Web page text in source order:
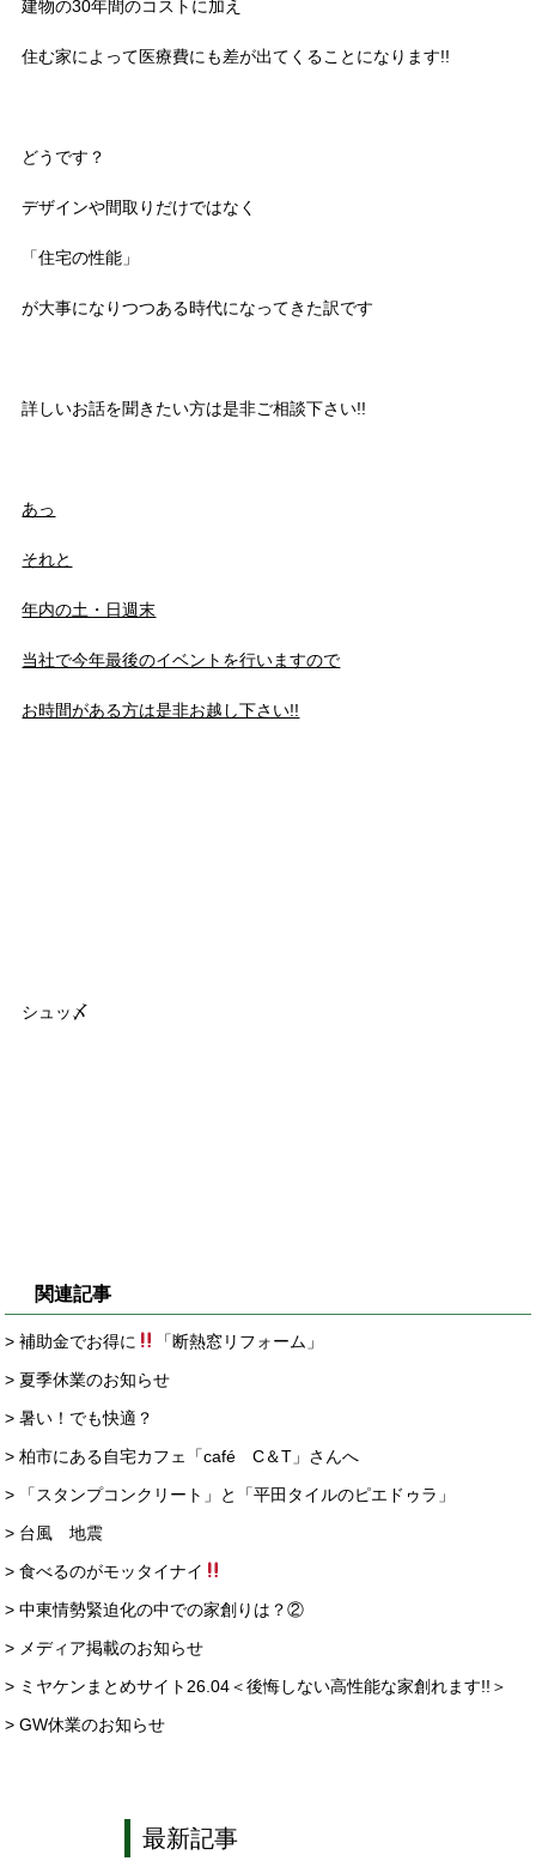
建物の30年間のコストに加え
住む家によって医療費にも差が出てくることになります!!
どうです？
デザインや間取りだけではなく
「住宅の性能」
が大事になりつつある時代になってきた訳です
詳しいお話を聞きたい方は是非ご相談下さい!!
あっ
それと
年内の土・日週末
当社で今年最後のイベントを行いますので
お時間がある方は是非お越し下さい!!
シュッ〆
関連記事
> 補助金でお得に
「断熱窓リフォーム」
> 夏季休業のお知らせ
> 暑い！でも快適？
> 柏市にある自宅カフェ「café C＆T」さんへ
> 「スタンプコンクリート」と「平田タイルのピエドゥラ」
> 台風 地震
> 食べるのがモッタイナイ
> 中東情勢緊迫化の中での家創りは？②
> メディア掲載のお知らせ
> ミヤケンまとめサイト26.04＜後悔しない高性能な家創れます!!＞
> GW休業のお知らせ
最新記事